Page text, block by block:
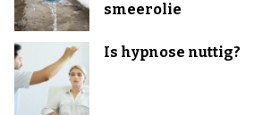
smeerolie
Is hypnose nuttig?